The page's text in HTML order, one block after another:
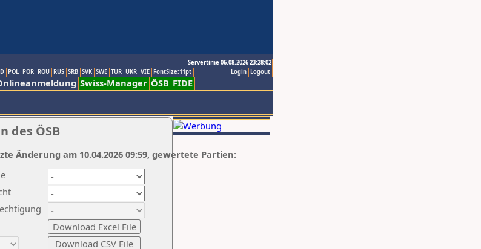
Servertime 06.08.2026 23:28:02
Logout
Login
POL POR ROU RUS SRB SVK SWE TUR UKR VIE FontSize:11pt
Swiss-Manager ÖSB FIDE
des ÖSB
Änderung am 10.04.2026 09:59, gewertete Partien: